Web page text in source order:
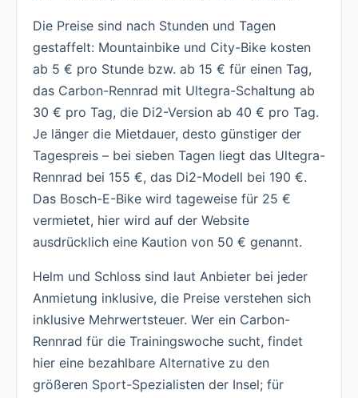
Die Preise sind nach Stunden und Tagen
gestaffelt: Mountainbike und City-Bike kosten
ab 5 € pro Stunde bzw. ab 15 € für einen Tag,
das Carbon-Rennrad mit Ultegra-Schaltung ab
30 € pro Tag, die Di2-Version ab 40 € pro Tag.
Je länger die Mietdauer, desto günstiger der
Tagespreis – bei sieben Tagen liegt das Ultegra-
Rennrad bei 155 €, das Di2-Modell bei 190 €.
Das Bosch-E-Bike wird tageweise für 25 €
vermietet, hier wird auf der Website
ausdrücklich eine Kaution von 50 € genannt.
Helm und Schloss sind laut Anbieter bei jeder
Anmietung inklusive, die Preise verstehen sich
inklusive Mehrwertsteuer. Wer ein Carbon-
Rennrad für die Trainingswoche sucht, findet
hier eine bezahlbare Alternative zu den
größeren Sport-Spezialisten der Insel; für